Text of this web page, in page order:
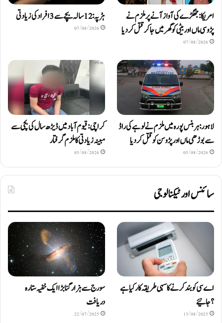
امریکا: جھگڑے کی آواز آنے پر ملزم نے
پڑوسی ماں اور بیٹی کو گھر میں جا کر قتل کر دیا
07/08/2026
ہڑپہ: 12 سالہ بچے سے 3 افراد کی زیادتی
07/08/2026
لاہور: ہربنس پورہ میں ملزم نے لوہے کی راڈ
سے بوڑھی ماں اور پڑوسن کو قتل کر دیا
05/08/2026
کراچی: قیوم آباد میں ڈیڑھ سال کی بچی سے
مبینہ زیادتی کا ملزم گرفتار
05/08/2026
سائنس اور ٹیکنالوجی
اے سی کو بند کرنے کا سہی طریقہ کار کیا ہے
؟ جانیئے
13/08/2025
سورج سے ہزار گنا بڑا ایک خفیہ ستارہ
دریافت
22/07/2025